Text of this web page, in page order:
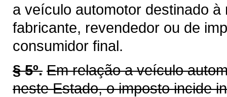
a veículo automotor destinado
fabricante, revendedor ou de
consumidor final.
§ 5º. Em relação a veículo
neste Estado, o imposto incide